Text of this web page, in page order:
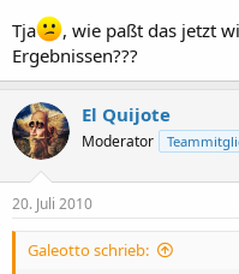
Tja
, wie paßt das jetzt
Ergebnissen???
El Quijote
Moderator
20. Juli 2010
Galeotto schrieb: